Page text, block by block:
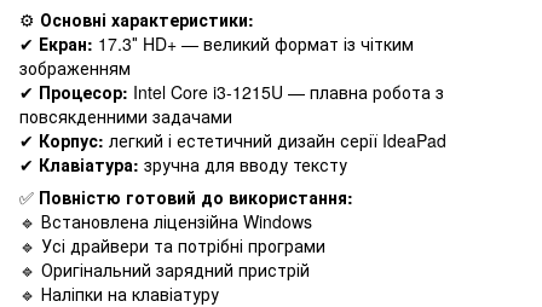
⚙️ Основні характеристики:
✔ Екран: 17.3″ HD+ — великий формат із чітким
зображенням
✔ Процесор: Intel Core i3-1215U — плавна робота з
повсякденними задачами
✔ Корпус: легкий і естетичний дизайн серії IdeaPad
✔ Клавіатура: зручна для вводу тексту
✅ Повністю готовий до використання:
🔹 Встановлена ліцензійна Windows
🔹 Усі драйвери та потрібні програми
🔹 Оригінальний зарядний пристрій
🔹 Наліпки на клавіатуру